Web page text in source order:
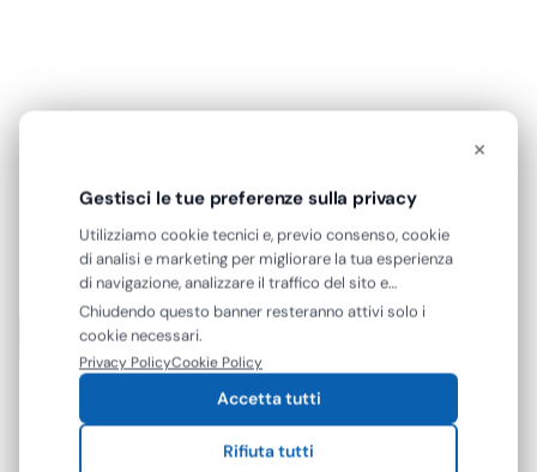
RECENSIONI VERIFICATE
Cosa dicono di noi
Eccellente
×
Gestisci le tue preferenze sulla privacy
Utilizziamo cookie tecnici e, previo consenso, cookie
di analisi e marketing per migliorare la tua esperienza
di navigazione, analizzare il traffico del sito e
mostrarti contenuti e pubblicità personalizzati. Puoi
accettare tutti i cookie oppure gestire le tue
preferenze. Puoi modificare o revocare il consenso in
qualsiasi momento.
Chiudendo questo banner resteranno attivi solo i
cookie necessari.
Privacy PolicyCookie Policy
Accetta tutti
Rifiuta tutti